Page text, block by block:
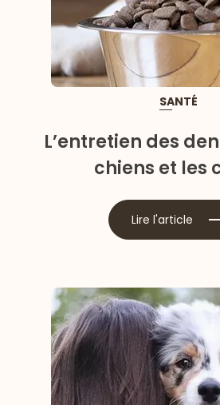
SANTÉ
L’entretien des
chiens et les
Lire l'article